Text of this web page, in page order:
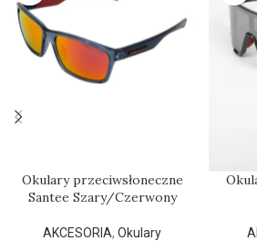
Okulary przeciwsłoneczne
Santee Szary/Czerwony
AKCESORIA, Okulary